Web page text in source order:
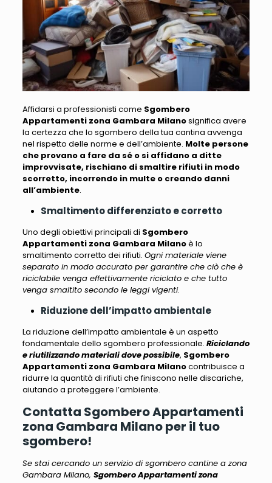
Affidarsi a professionisti come Sgombero
Appartamenti zona Gambara Milanosignifica avere
la certezza che lo sgombero della tua cantina avvenga
nel rispetto delle norme e dell’ambiente. Molte persone
che provano a fare da sé o si affidano a ditte
improvvisate, rischiano di smaltire rifiuti in modo
scorretto, incorrendo in multe o creando danni
all’ambiente.
Smaltimento differenziato e corretto
Uno degli obiettivi principali di Sgombero
Appartamenti zona Gambara Milanoè lo
smaltimento corretto dei rifiuti. Ogni materiale viene
separato in modo accurato per garantire che ciò che è
riciclabile venga effettivamente riciclato e che tutto
venga smaltito secondo le leggi vigenti.
Riduzione dell’impatto ambientale
La riduzione dell’impatto ambientale è un aspetto
fondamentale dello sgombero professionale. Riciclando
e riutilizzando materiali dove possibile, Sgombero
Appartamenti zona Gambara Milanocontribuisce a
ridurre la quantità di rifiuti che finiscono nelle discariche,
aiutando a proteggere l’ambiente.
Contatta Sgombero Appartamenti
zona Gambara Milano per il tuo
sgombero!
Se stai cercando un servizio di sgombero cantine a zona
Gambara Milano, Sgombero Appartamenti zona